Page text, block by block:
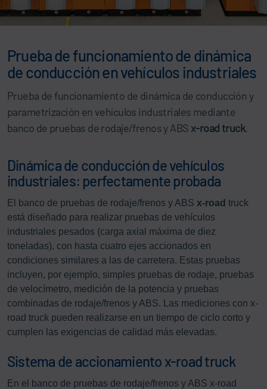
Prueba de funcionamiento de dinámica
de conducción en vehículos industriales
Prueba de funcionamiento de dinámica de conducción y
parametrización en vehículos industriales mediante
banco de pruebas de rodaje/frenos y ABS x-road truck.
Dinámica de conducción de vehículos
industriales: perfectamente probada
El banco de pruebas de rodaje/frenos y ABS x-road truck
está diseñado para realizar pruebas de vehículos
industriales pesados (carga axial máxima de diez
toneladas), con hasta cuatro ejes accionados en
condiciones similares a las de carretera. Estas pruebas
incluyen, por ejemplo, simples pruebas de rodaje, pruebas
de velocímetro, medición de la potencia y pruebas
combinadas de rodaje/frenos y ABS. Las mediciones con x-
road truck pueden realizarse en un tiempo de ciclo corto y
cumplen las exigencias de calidad más elevadas.
Sistema de accionamiento x-road truck
En el banco de pruebas de rodaje/frenos y ABS x-road